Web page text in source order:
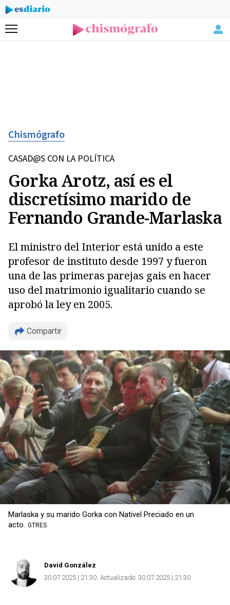
Menú
Chismógrafo
CASAD@S CON LA POLÍTICA
Gorka Arotz, así es el
discretísimo marido de
Fernando Grande-Marlaska
El ministro del Interior está unido a este
profesor de instituto desde 1997 y fueron
una de las primeras parejas gais en hacer
uso del matrimonio igualitario cuando se
aprobó la ley en 2005.
Compartir
Copiar
Marlaska y su marido Gorka con Nativel Preciado en un
acto. GTRES
David González
30.07.2025 | 21:30 Actualizado: 30.07.2025 | 21:30